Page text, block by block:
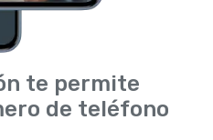
te permite
de teléfono